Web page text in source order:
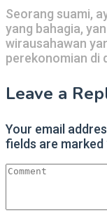
Seorang suami,
yang bahagia,
wirausahawan
perekonomian di
Leave a
Your email
fields are marked